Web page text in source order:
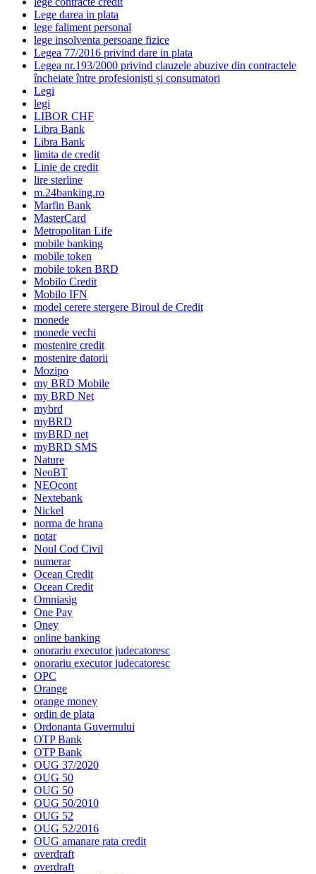
Lege darea in plata
lege faliment personal
lege insolventa persoane fizice
Legea 77/2016 privind dare in plata
Legea nr.193/2000 privind clauzele abuzive din contractele
încheiate între profesioniști și consumatori
Legi
legi
LIBOR CHF
Libra Bank
Libra Bank
limita de credit
Linie de credit
lire sterline
m.24banking.ro
Marfin Bank
MasterCard
Metropolitan Life
mobile banking
mobile token
mobile token BRD
Mobilo Credit
Mobilo IFN
model cerere stergere Biroul de Credit
monede
monede vechi
mostenire credit
mostenire datorii
Mozipo
my BRD Mobile
my BRD Net
mybrd
myBRD
myBRD net
myBRD SMS
Nature
NeoBT
NEOcont
Nextebank
Nickel
norma de hrana
notar
Noul Cod Civil
numerar
Ocean Credit
Ocean Credit
Omniasig
One Pay
Oney
online banking
onorariu executor judecatoresc
onorariu executor judecatoresc
OPC
Orange
orange money
ordin de plata
Ordonanta Guvernului
OTP Bank
OTP Bank
OUG 37/2020
OUG 50
OUG 50
OUG 50/2010
OUG 52
OUG 52/2016
OUG amanare rata credit
overdraft
overdraft